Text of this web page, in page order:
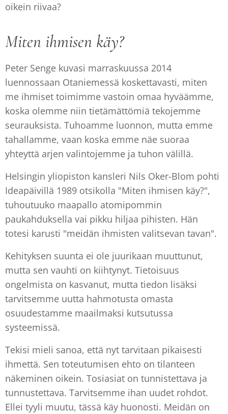
oikein riivaa?
Miten ihmisen käy?
Peter Senge kuvasi marraskuussa 2014
luennossaan Otaniemessä koskettavasti, miten
me ihmiset toimimme vastoin omaa hyväämme,
koska olemme niin tietämättömiä tekojemme
seurauksista. Tuhoamme luonnon, mutta emme
tahallamme, vaan koska emme näe suoraa
yhteyttä arjen valintojemme ja tuhon välillä.
Helsingin yliopiston kansleri Nils Oker-Blom pohti
Ideapäivillä 1989 otsikolla "Miten ihmisen käy?",
tuhoutuuko maapallo atomipommin
paukahduksella vai pikku hiljaa pihisten. Hän
totesi karusti "meidän ihmisten valitsevan tavan".
Kehityksen suunta ei ole juurikaan muuttunut,
mutta sen vauhti on kiihtynyt. Tietoisuus
ongelmista on kasvanut, mutta tiedon lisäksi
tarvitsemme uutta hahmotusta omasta
osuudestamme maailmaksi kutsutussa
systeemissä.
Tekisi mieli sanoa, että nyt tarvitaan pikaisesti
ihmettä. Sen toteutumisen ehto on tilanteen
näkeminen oikein. Tosiasiat on tunnistettava ja
tunnustettava. Tarvitsemme ihan uudet rohdot.
Ellei tyyli muutu, tässä käy huonosti. Meidän on